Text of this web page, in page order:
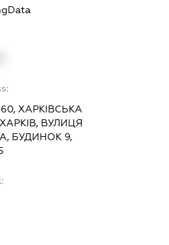
ХАРКІВСЬКА
ВУЛИЦЯ
БУДИНОК 9,